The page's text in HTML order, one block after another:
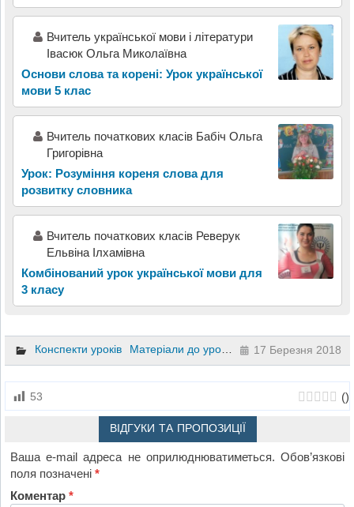
Вчитель української мови і літератури
Івасюк Ольга Миколаївна
Основи слова та корені: Урок української
мови 5 клас
Вчитель початкових класів Бабіч Ольга
Григорівна
Урок: Розуміння кореня слова для
розвитку словника
Вчитель початкових класів Реверук
Ельвіна Ілхамівна
Комбінований урок української мови для
3 класу
Конспекти уроків Матеріали до уроків Алгебра 8 клас
17 Березня 2018
53 ()
ВІДГУКИ ТА ПРОПОЗИЦІЇ
Ваша e-mail адреса не оприлюднюватиметься. Обов’язкові
поля позначені*
Коментар*